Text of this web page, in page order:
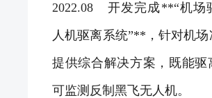
2022.08 开发完成**“机场
人机驱离系统”**，针对机
提供综合解决方案，既能驱
可监测反制黑飞无人机。